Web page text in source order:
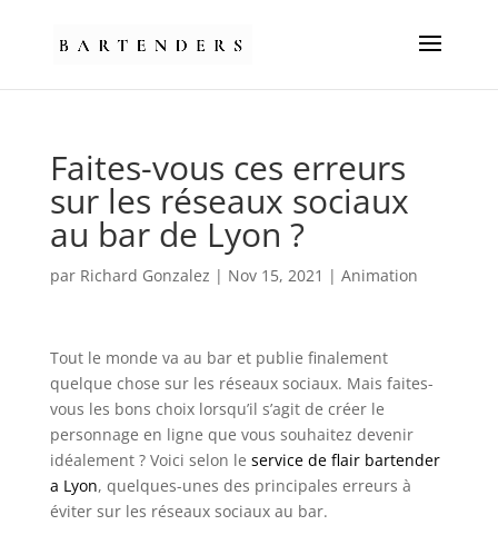
Faites-vous ces erreurs
sur les réseaux sociaux
au bar de Lyon ?
par Richard Gonzalez | Nov 15, 2021 | Animation
Tout le monde va au bar et publie finalement
quelque chose sur les réseaux sociaux. Mais faites-
vous les bons choix lorsqu’il s’agit de créer le
personnage en ligne que vous souhaitez devenir
idéalement ? Voici selon le service de flair bartender
a Lyon, quelques-unes des principales erreurs à
éviter sur les réseaux sociaux au bar.